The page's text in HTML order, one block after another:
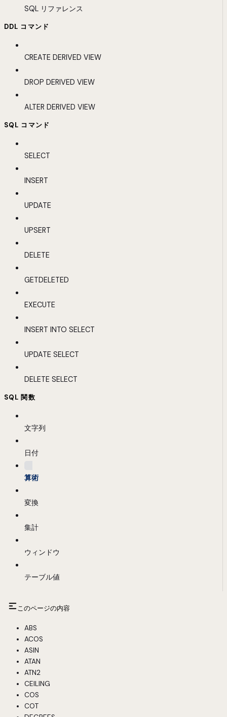
SQL リファレンス
DDL コマンド
CREATE DERIVED VIEW
DROP DERIVED VIEW
ALTER DERIVED VIEW
SQL コマンド
SELECT
INSERT
UPDATE
UPSERT
DELETE
GETDELETED
EXECUTE
INSERT INTO SELECT
UPDATE SELECT
DELETE SELECT
SQL 関数
文字列
日付
算術
変換
集計
ウィンドウ
テーブル値
このページの内容
ABS
ACOS
ASIN
ATAN
ATN2
CEILING
COS
COT